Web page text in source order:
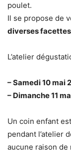
poulet.
Il se propose de
diverses
L’atelier
– Samedi 10 mai
– Dimanche 11
Un coin enfant
pendant l’atelier
aucune raison de